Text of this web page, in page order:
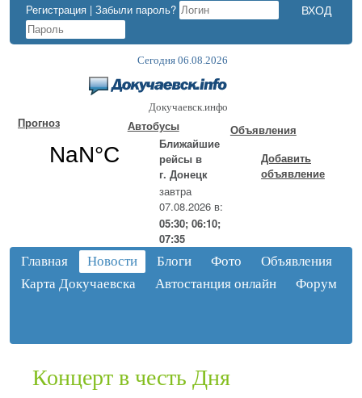
Регистрация | Забыли пароль?
Сегодня 06.08.2026
Докучаевск.инфо
Прогноз
Автобусы
Ближайшие
рейсы в
г. Донецк
завтра
07.08.2026 в:
05:30; 06:10;
07:35
Объявления
Добавить
объявление
Главная Новости Блоги Фото
Объявления
Карта Докучаевска
Автостанция онлайн Форум
Концерт в честь Дня